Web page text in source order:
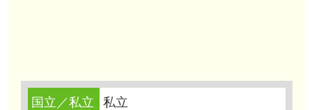
国立／私立 私立